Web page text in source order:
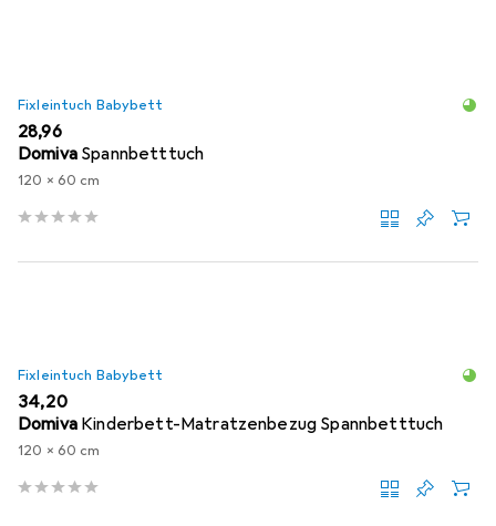
Fixleintuch Babybett
EUR
28,96
Domiva Spannbetttuch
120 x 60 cm
Fixleintuch Babybett
EUR
34,20
Domiva Kinderbett-Matratzenbezug Spannbetttuch
120 x 60 cm